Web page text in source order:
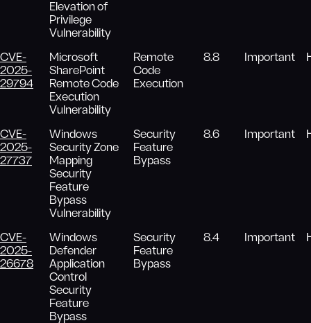
Elevation of
Privilege
Vulnerability
CVE-
2025-
29794
Microsoft
SharePoint
Remote Code
Execution
Vulnerability
Remote
Code
Execution
8.8 Important
CVE-
2025-
27737
Windows
Security Zone
Mapping
Security
Feature
Bypass
Vulnerability
Security
Feature
Bypass
8.6 Important
CVE-
2025-
26678
Windows
Defender
Application
Control
Security
Feature
Bypass
Security
Feature
Bypass
8.4 Important